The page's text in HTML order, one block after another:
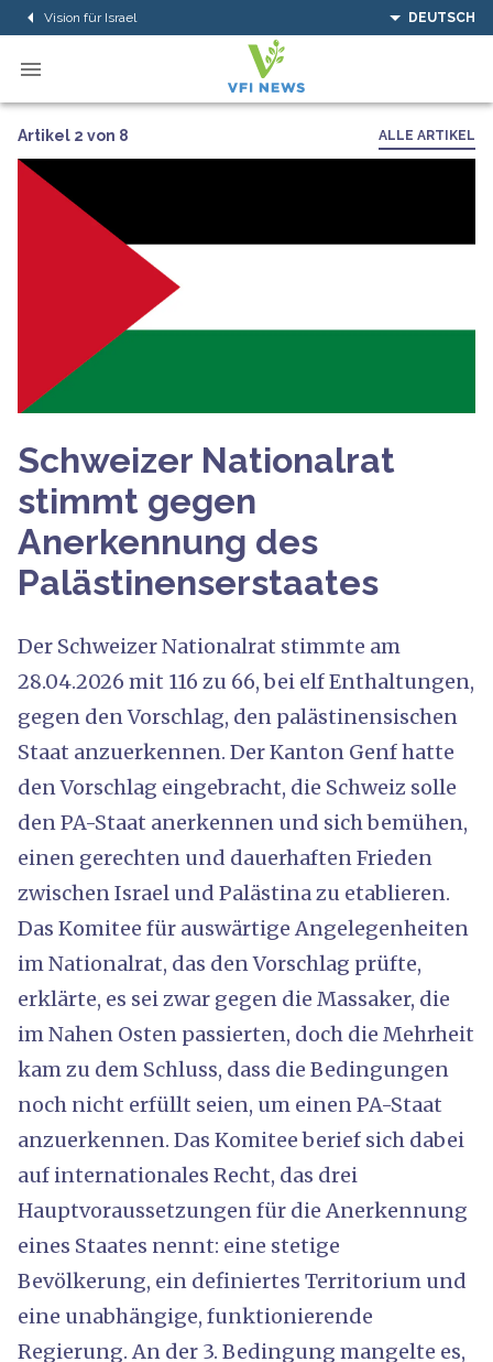
Vision für Israel DEUTSCH
Artikel 2 von 8 ALLE ARTIKEL
Schweizer Nationalrat
stimmt gegen
Anerkennung des
Palästinenserstaates
Der Schweizer Nationalrat stimmte am
28.04.2026 mit 116 zu 66, bei elf Enthaltungen,
gegen den Vorschlag, den palästinensischen
Staat anzuerkennen. Der Kanton Genf hatte
den Vorschlag eingebracht, die Schweiz solle
den PA-Staat anerkennen und sich bemühen,
einen gerechten und dauerhaften Frieden
zwischen Israel und Palästina zu etablieren.
Das Komitee für auswärtige Angelegenheiten
im Nationalrat, das den Vorschlag prüfte,
erklärte, es sei zwar gegen die Massaker, die
im Nahen Osten passierten, doch die Mehrheit
kam zu dem Schluss, dass die Bedingungen
noch nicht erfüllt seien, um einen PA-Staat
anzuerkennen. Das Komitee berief sich dabei
auf internationales Recht, das drei
Hauptvoraussetzungen für die Anerkennung
eines Staates nennt: eine stetige
Bevölkerung, ein definiertes Territorium und
eine unabhängige, funktionierende
Regierung. An der 3. Bedingung mangelte es,